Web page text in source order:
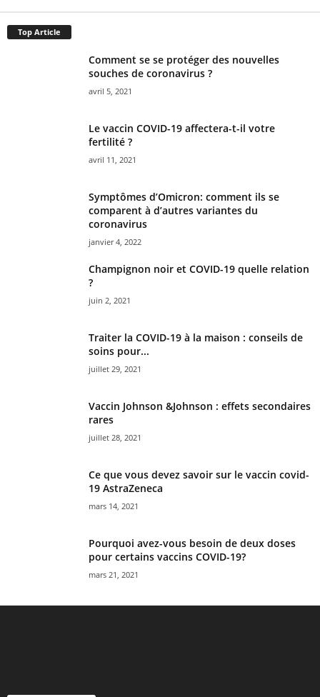
Top Article
Comment se se protéger des nouvelles
souches de coronavirus ?
avril 5, 2021
Le vaccin COVID-19 affectera-t-il votre
fertilité ?
avril 11, 2021
Symptômes d’Omicron: comment ils se
comparent à d’autres variantes du
coronavirus
janvier 4, 2022
Champignon noir et COVID-19 quelle relation
?
juin 2, 2021
Traiter la COVID-19 à la maison : conseils de
soins pour...
juillet 29, 2021
Vaccin Johnson &Johnson : effets secondaires
rares
juillet 28, 2021
Ce que vous devez savoir sur le vaccin covid-
19 AstraZeneca
mars 14, 2021
Pourquoi avez-vous besoin de deux doses
pour certains vaccins COVID-19?
mars 21, 2021